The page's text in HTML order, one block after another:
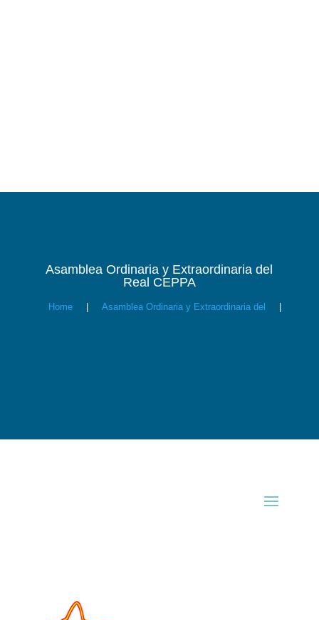
Asamblea Ordinaria y Extraordinaria del
Real CEPPA
Home Asamblea Ordinaria y Extraordinaria del